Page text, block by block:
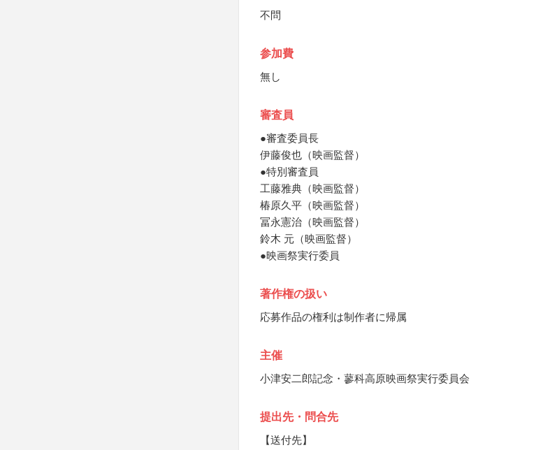
不問
参加費
無し
審査員
●審査委員長
伊藤俊也（映画監督）
●特別審査員
工藤雅典（映画監督）
椿原久平（映画監督）
冨永憲治（映画監督）
鈴木 元（映画監督）
●映画祭実行委員
著作権の扱い
応募作品の権利は制作者に帰属
主催
小津安二郎記念・蓼科高原映画祭実行委員会
提出先・問合先
【送付先】